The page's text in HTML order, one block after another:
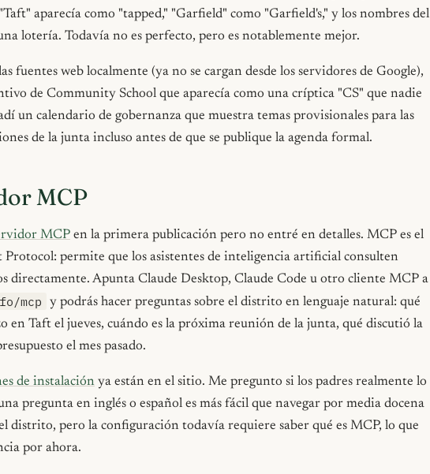
aparecía como "tapped," "Garfield" como "Garfield's," y los nombres del
lotería. Todavía no es perfecto, pero es notablemente mejor.
fuentes web localmente (ya no se cargan desde los servidores de Google),
de Community School que aparecía como una críptica "CS" que nadie
un calendario de gobernanza que muestra temas provisionales para las
de la junta incluso antes de que se publique la agenda formal.
MCP
MCP en la primera publicación pero no entré en detalles. MCP es el
permite que los asistentes de inteligencia artificial consulten
directamente. Apunta Claude Desktop, Claude Code u otro cliente MCP a
mcp
y podrás hacer preguntas sobre el distrito en lenguaje natural: qué
en Taft el jueves, cuándo es la próxima reunión de la junta, qué discutió la
el mes pasado.
de instalación ya están en el sitio. Me pregunto si los padres realmente lo
pregunta en inglés o español es más fácil que navegar por media docena
distrito, pero la configuración todavía requiere saber qué es MCP, lo que
por ahora.